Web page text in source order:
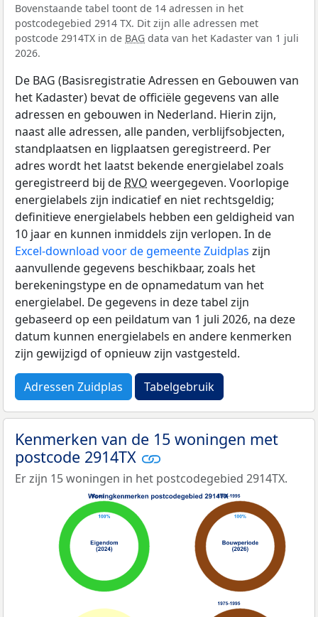
Bovenstaande tabel toont de 14 adressen in het
postcodegebied 2914 TX. Dit zijn alle adressen met
postcode 2914TX in de BAG data van het Kadaster van 1 juli
2026.
De BAG (Basisregistratie Adressen en Gebouwen van
het Kadaster) bevat de officiële gegevens van alle
adressen en gebouwen in Nederland. Hierin zijn,
naast alle adressen, alle panden, verblijfsobjecten,
standplaatsen en ligplaatsen geregistreerd. Per
adres wordt het laatst bekende energielabel zoals
geregistreerd bij de RVO weergegeven. Voorlopige
energielabels zijn indicatief en niet rechtsgeldig;
definitieve energielabels hebben een geldigheid van
10 jaar en kunnen inmiddels zijn verlopen. In de
Excel-download voor de gemeente Zuidplas zijn
aanvullende gegevens beschikbaar, zoals het
berekeningstype en de opnamedatum van het
energielabel. De gegevens in deze tabel zijn
gebaseerd op een peildatum van 1 juli 2026, na deze
datum kunnen energielabels en andere kenmerken
zijn gewijzigd of opnieuw zijn vastgesteld.
Adressen Zuidplas Tabelgebruik
Kenmerken van de 15 woningen met
postcode 2914TX
Er zijn 15 woningen in het postcodegebied 2914TX.